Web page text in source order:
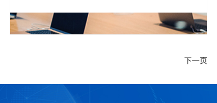
下一页